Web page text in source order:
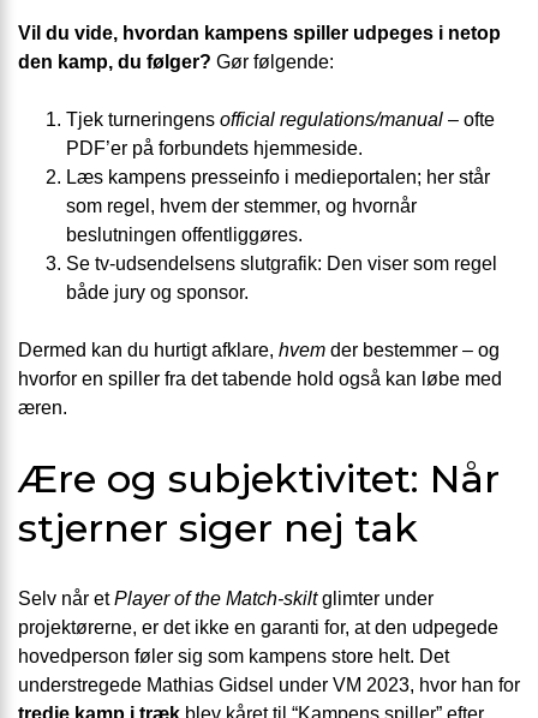
Vil du vide, hvordan kampens spiller udpeges i netop
den kamp, du følger? Gør følgende:
Tjek turneringens official regulations/manual – ofte
PDF’er på forbundets hjemmeside.
Læs kampens presseinfo i medieportalen; her står
som regel, hvem der stemmer, og hvornår
beslutningen offentliggøres.
Se tv-udsendelsens slutgrafik: Den viser som regel
både jury og sponsor.
Dermed kan du hurtigt afklare, hvem der bestemmer – og
hvorfor en spiller fra det tabende hold også kan løbe med
æren.
Ære og subjektivitet: Når
stjerner siger nej tak
Selv når etPlayer of the Match-skiltglimter under
projektørerne, er det ikke en garanti for, at den udpegede
hovedperson føler sig som kampens store helt. Det
understregede Mathias Gidsel under VM 2023, hvor han for
tredje kamp i træk blev kåret til “Kampens spiller” efter